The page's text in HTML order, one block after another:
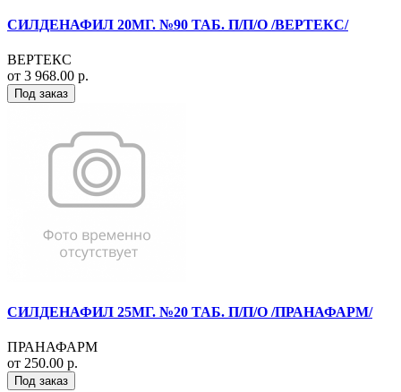
СИЛДЕНАФИЛ 20МГ. №90 ТАБ. П/П/О /ВЕРТЕКС/
ВЕРТЕКС
от 3 968.00 р.
Под заказ
СИЛДЕНАФИЛ 25МГ. №20 ТАБ. П/П/О /ПРАНАФАРМ/
ПРАНАФАРМ
от 250.00 р.
Под заказ